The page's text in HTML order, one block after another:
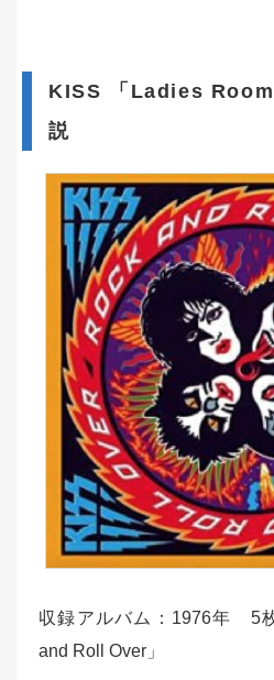
KISS 「Ladies Room
説
収録アルバム：1976年 5
and Roll Over」